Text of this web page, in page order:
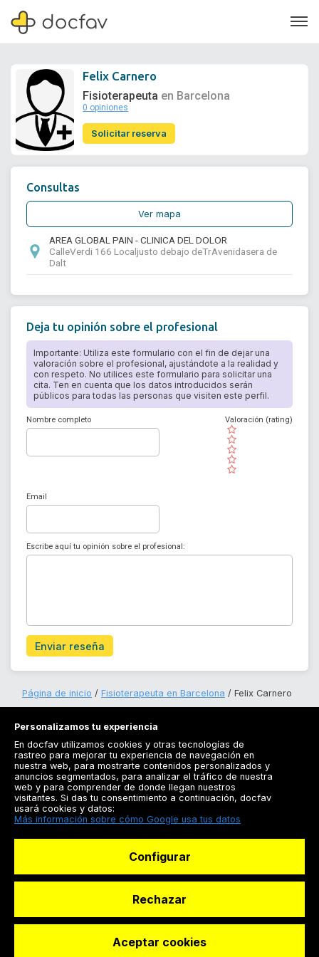
Soporte
Felix Carnero
Fisioterapeuta en Barcelona
0 opiniones
Solicitar reserva
Consultas
Ver mapa
AREA GLOBAL PAIN - CLINICA DEL DOLOR
CalleVerdi 166 Localjusto debajo deTrAvenidasera de
Dalt
Deja tu opinión sobre el profesional
Importante: Utiliza este formulario con el fin de dejar una
valoración sobre el profesional, ajustándote a la realidad y
con respeto. No utilices este formulario para solicitar una
cita. Ten en cuenta que los datos introducidos serán
públicos para todas las personas que visiten este perfil.
Nombre completo
( )
( )
( )
( )
( )
Valoración (rating)
Email
Escribe aquí tu opinión sobre el profesional:
Enviar reseña
Página de inicio Fisioterapeuta en Barcelona Felix Carnero
Registrarse
Docfav
© Dashboard Technologies S.L
Personalizamos tu experiencia
En docfav utilizamos cookies y otras tecnologías de
rastreo para mejorar tu experiencia de navegación en
nuestra web, para mostrarte contenidos personalizados y
anuncios segmentados, para analizar el tráfico de nuestra
web y para comprender de donde llegan nuestros
visitantes. Si das tu consentimiento a continuación, docfav
usará cookies y datos:
Más información sobre cómo Google usa tus datos
Configurar
Rechazar
Aceptar cookies